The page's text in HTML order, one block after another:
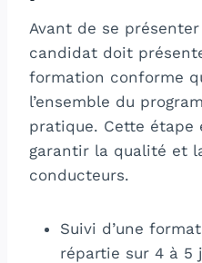
Avant de se présenter
candidat doit
formation conforme
l’ensemble du
pratique. Cette étape
garantir la qualité et
conducteurs.
Suivi d’une
répartie sur 4 à 5